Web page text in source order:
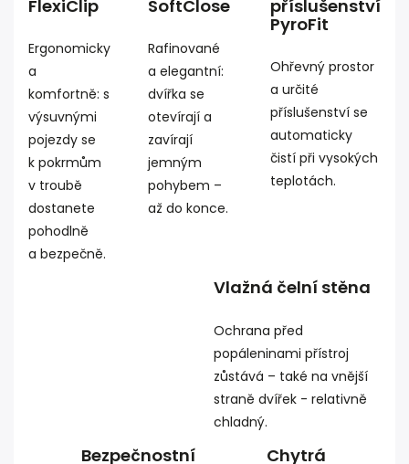
FlexiClip
Ergonomicky
a
komfortně: s
výsuvnými
pojezdy se
k pokrmům
v troubě
dostanete
pohodlně
a bezpečně.
SoftClose
Rafinované
a elegantní:
dvířka se
otevírají a
zavírají
jemným
pohybem –
až do konce.
příslušenství
PyroFit
Ohřevný prostor
a určité
příslušenství se
automaticky
čistí při vysokých
teplotách.
Vlažná čelní stěna
Ochrana před
popáleninami přístroj
zůstává – také na vnější
straně dvířek - relativně
chladný.
Bezpečnostní
Chytrá